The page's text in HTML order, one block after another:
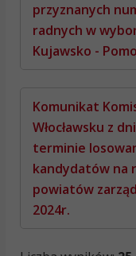
przyznanych
radnych w
Kujawsko -
Komunikat
Włocławsku z
terminie
kandydatów na
powiatów
2024r.